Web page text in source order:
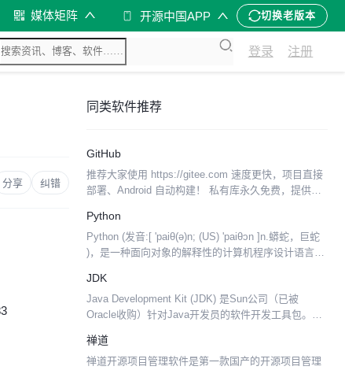
媒体矩阵 开源中国APP 切换老版本
登录 注册
分享 纠错
同类软件推荐
GitHub
推荐大家使用 https://gitee.com 速度更快，项目直接
部署、Android 自动构建！ 私有库永久免费，提供手
平台） 如何一键导...
Python
Python (发音:[ 'paiθ(ə)n; (US) 'paiθɔn ]n.蟒蛇，巨蛇
)，是一种面向对象的解释性的计算机程序设计语言，
多年的发展历史...
JDK
Java Development Kit (JDK) 是Sun公司（已被
Oracle收购）针对Java开发员的软件开发工具包。自
SDK（Soft...
禅道
禅道开源项目管理软件是第一款国产的开源项目管理